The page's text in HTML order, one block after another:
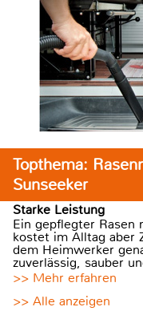
Topthema:
Sunseeker
Starke Leistung
Ein gepflegter Rasen
kostet im Alltag aber
dem Heimwerker
zuverlässig, sauber
>> Mehr erfahren
>> Alle anzeigen